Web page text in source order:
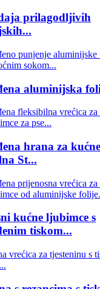
prilagodljivih
aluminijska
hrana za
St...
kućne ljubimce s
tiskom...